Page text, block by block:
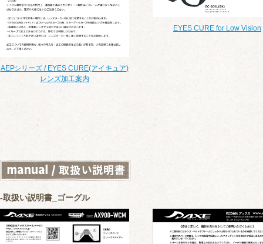
AEPシリーズ / EYES CURE(アイキュア)
レンズ加工案内
EYES CURE for Low Vision
取扱い説明書_ゴーグル